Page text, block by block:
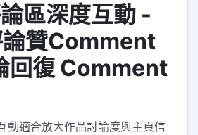
區深度互動 -
贊Comment
回復 Comment
動適合放大作品討論度與主頁信